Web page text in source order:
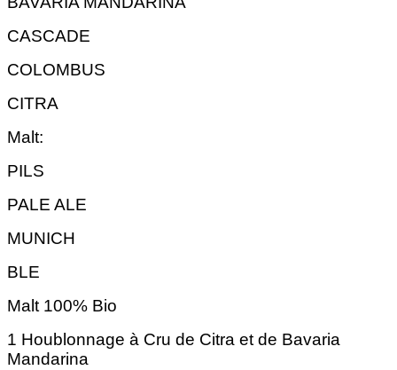
CASCADE
COLOMBUS
CITRA
Malt:
PILS
PALE ALE
MUNICH
BLE
Malt 100% Bio
1 Houblonnage à Cru de Citra et de Bavaria
Mandarina